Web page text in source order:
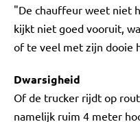
"De chauffeur weet niet
kijkt niet goed vooruit,
of te veel met zijn dooie
Dwarsigheid
Of de trucker rijdt op
namelijk ruim 4 meter